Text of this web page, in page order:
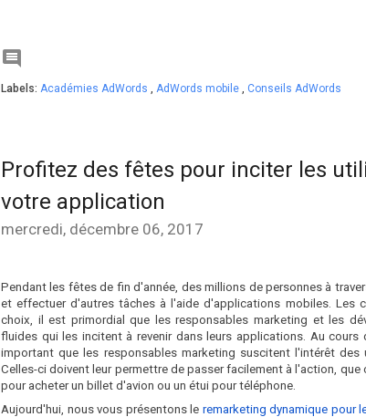

Labels: Académies AdWords , AdWords mobile , Conseils AdWords
Profitez des fêtes pour inciter les
votre application
mercredi, décembre 06, 2017
Pendant les fêtes de fin d'année, des millions de personnes à
et effectuer d'autres tâches à l'aide d'applications mobiles. Les
choix, il est primordial que les responsables marketing et les
fluides qui les incitent à revenir dans leurs applications. Au
important que les responsables marketing suscitent l'intérêt des
Celles-ci doivent leur permettre de passer facilement à l'action, que
pour acheter un billet d'avion ou un étui pour téléphone.
Aujourd'hui, nous vous présentons le remarketing dynamique pour